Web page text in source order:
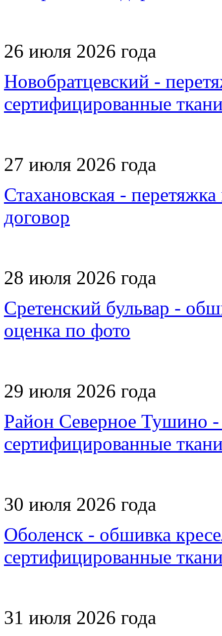
26 июля 2026 года
Новобратцевский -
сертифицированные
27 июля 2026 года
Стахановская -
договор
28 июля 2026 года
Сретенский бульвар -
оценка по фото
29 июля 2026 года
Район Северное Тушино
сертифицированные
30 июля 2026 года
Оболенск - обшивка
сертифицированные
31 июля 2026 года